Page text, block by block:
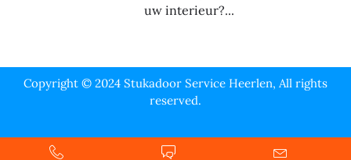
uw interieur?...
Copyright © 2024 Stukadoor Service Heerlen, All rights
reserved.